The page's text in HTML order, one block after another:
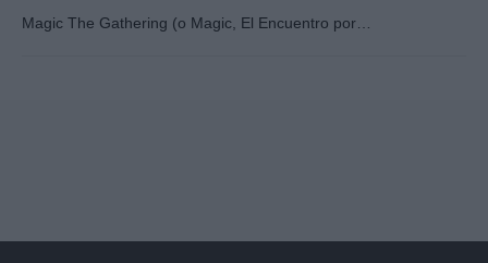
Magic The Gathering (o Magic, El Encuentro por…